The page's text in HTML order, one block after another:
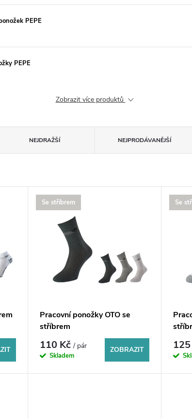
PEPE
PEPE
Zobrazit více produktů
NEJDRAŽŠÍ NEJPRODÁVANĚJŠÍ
Se stříbrem
Pracovní ponožky OTO se
stříbrem
110 Kč/ pár
Skladem
ZOBRAZIT
Se